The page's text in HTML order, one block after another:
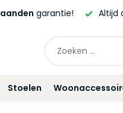
prijsgarantie! Vóór
Stoelen